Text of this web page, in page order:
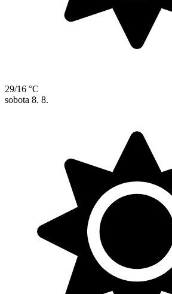
29/16 °C
sobota 8. 8.